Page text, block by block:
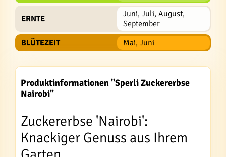
ERNTE
Juni, Juli, August,
September
BLÜTEZEIT
Mai, Juni
Produktinformationen "Sperli Zuckererbse
Nairobi"
Zuckererbse 'Nairobi':
Knackiger Genuss aus Ihrem